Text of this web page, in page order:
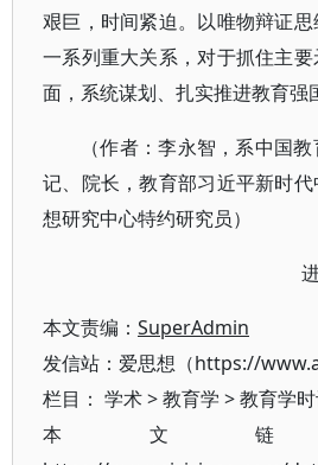
艰巨，时间紧迫。以唯物辩证
一系列重大关系，对于抓住主
面，系统谋划、扎实推进教育强
（作者：李永智，系中国
记、院长，教育部习近平新时
想研究中心特约研究员）
本文责编： SuperAdmin
发信站：爱思想（https://
栏目： 学术>教育学 >教育学
本文链